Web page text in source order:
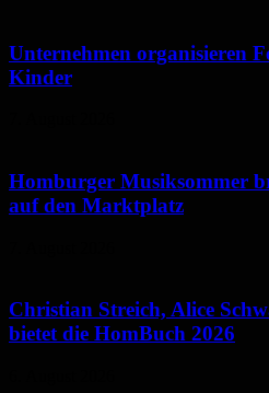
Unternehmen organisieren
Kinder
Homburger Musiksommer
auf den Marktplatz
Christian Streich, Alice
bietet die HomBuch 2026